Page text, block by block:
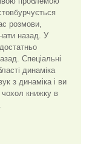
розмови,
назад. У
Спеціальні
динаміка
з динаміка і ви
книжку в